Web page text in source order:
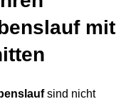
mit
sind nicht